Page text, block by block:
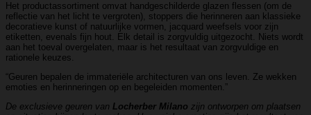
Het productassortiment omvat handgeschilderde glazen flessen (om de
reflectie van het licht te vergroten), stoppers die herinneren aan klassieke
decoratieve kunst of natuurlijke vormen, jacquard weefsels voor zijn
etiketten, evenals fijn hout. Elk detail is zorgvuldig uitgezocht. Niets wordt
aan het toeval overgelaten, maar is het resultaat van zorgvuldige en
rationele keuzes.
“Geuren bepalen de immateriële architecturen van ons leven. Ze wekken
emoties en herinneringen op en begeleiden momenten.”
De exclusieve geuren van Locherber Milano zijn ontworpen om plaatsen